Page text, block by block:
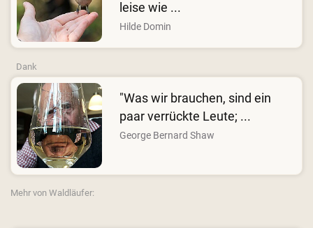
leise wie ...
Hilde Domin
Dank
"Was wir brauchen, sind ein
paar verrückte Leute; ...
George Bernard Shaw
Mehr von Waldläufer: